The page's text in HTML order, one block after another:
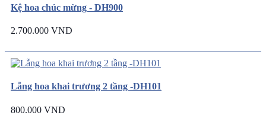
Kệ hoa chúc mừng - DH900
2.700.000 VND
Lẵng hoa khai trương 2 tầng -DH101
800.000 VND